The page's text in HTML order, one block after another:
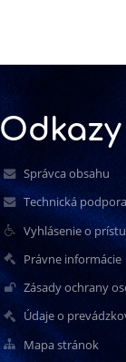
Odkazy
Správca obsahu
Technická podpora
Vyhlásenie o
Právne informácie
Zásady ochrany
Údaje o
Mapa stránok